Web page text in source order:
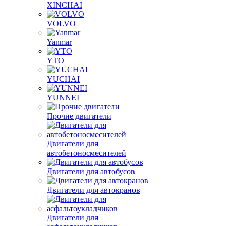
XINCHAI
VOLVO
Yanmar
YTO
YUCHAI
YUNNEI
Прочие двигатели
Двигатели для
автобетоносмесителей
Двигатели для автобусов
Двигатели для автокранов
Двигатели для